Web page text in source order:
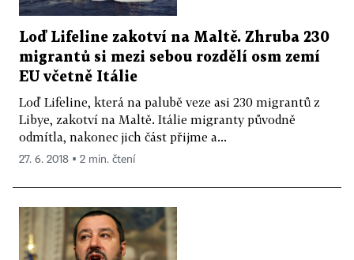
Loď Lifeline zakotví na Maltě. Zhruba 230
migrantů si mezi sebou rozdělí osm zemí
EU včetně Itálie
Loď Lifeline, která na palubě veze asi 230 migrantů z
Libye, zakotví na Maltě. Itálie migranty původně
odmítla, nakonec jich část přijme a...
27. 6. 2018 ▪ 2 min. čtení